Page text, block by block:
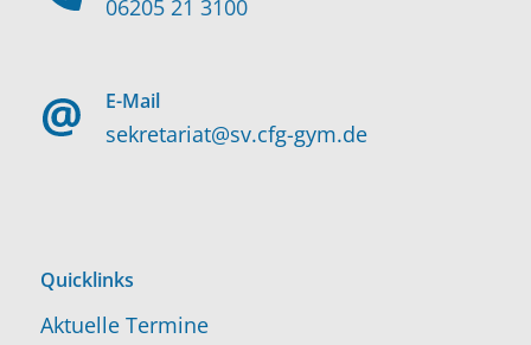
06205 21 3100
E-Mail
sekretariat@sv.cfg-gym.de
Quicklinks
Aktuelle Termine